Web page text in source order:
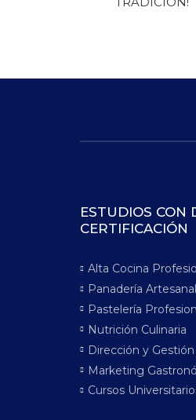
ESTUDIOS CON
CERTIFICACIÓN
Alta Cocina
Panadería Artesanal
Pastelería
Nutrición Culinaria
Dirección y
Marketing
Cursos